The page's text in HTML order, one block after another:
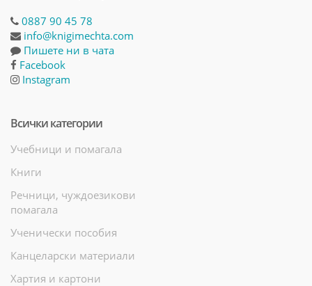
0887 90 45 78
info@knigimechta.com
Пишете ни в чата
Facebook
Instagram
Всички категории
Учебници и помагала
Книги
Речници, чуждоезикови
помагала
Ученически пособия
Канцеларски материали
Хартия и картони